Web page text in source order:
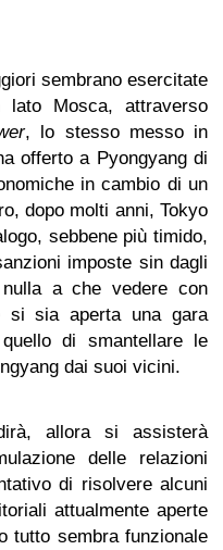
sembrano esercitate
Mosca, attraverso
, lo stesso messo in
offerto a Pyongyang di
in cambio di un
dopo molti anni, Tokyo
sebbene più timido,
imposte sin dagli
a che vedere con
si sia aperta una gara
di smantellare le
dai suoi vicini.
allora si assisterà
delle relazioni
di risolvere alcuni
attualmente aperte
tutto sembra funzionale